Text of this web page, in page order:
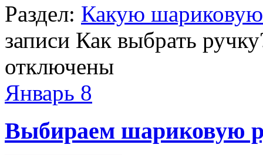
Раздел: Какую
записи Как выбрать
отключены
Январь 8
Выбираем шариковую